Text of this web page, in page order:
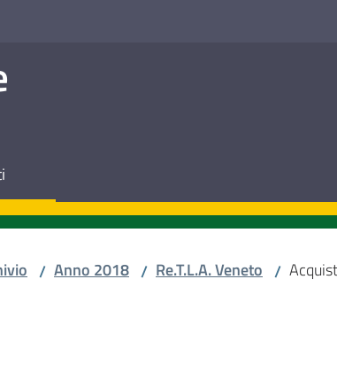
/ Anno 2018 / Re.T.L.A. Veneto /